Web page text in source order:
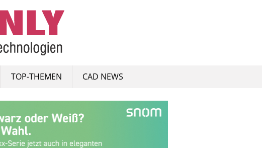
TOP-THEMEN CAD NEWS